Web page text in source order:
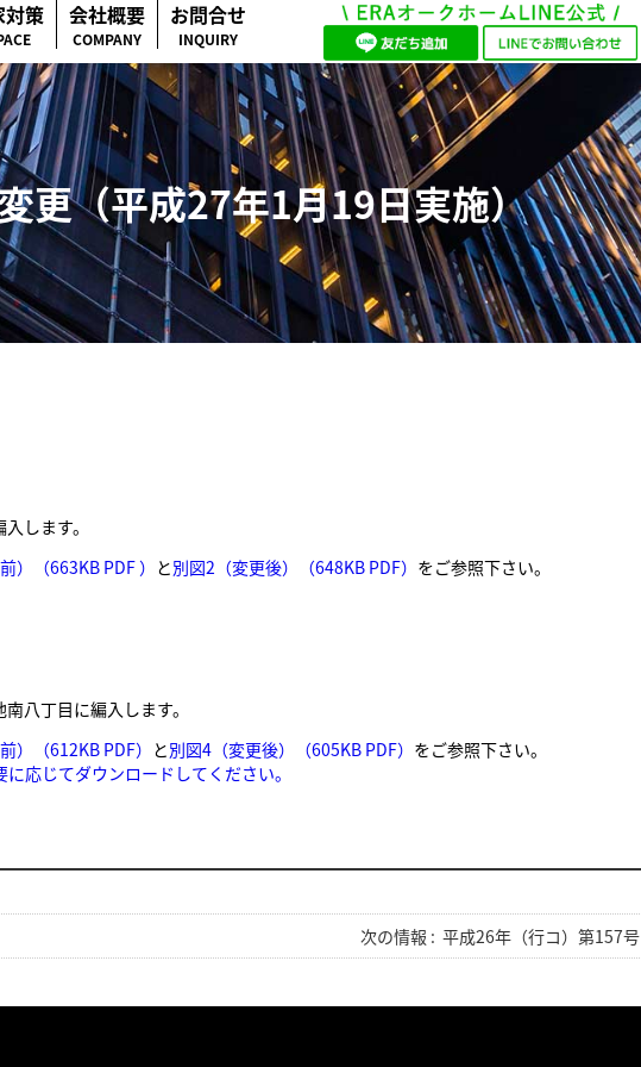
対策 会社概要
COMPANY
お問合せ
INQUIRY
更（平成27年1月19日実施）
します。
）（663KB PDF ） と別図2（変更後）（648KB PDF） をご参照下さい。
八丁目に編入します。
）（612KB PDF） と別図4（変更後）（605KB PDF） をご参照下さい。
応じてダウンロードしてください。
次の情報 : 平成26年（行コ）第157